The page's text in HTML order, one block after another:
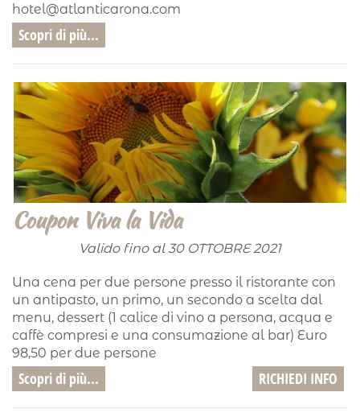
hotel@atlanticarona.com
Scopri di più...
Coupon Viva la Vida
Valido fino al 30 OTTOBRE 2021
Una cena per due persone presso il ristorante con
un antipasto, un primo, un secondo a scelta dal
menu, dessert (1 calice di vino a persona, acqua e
caffè compresi e una consumazione al bar) Euro
98,50 per due persone
Scopri di più... RICHIEDI INFO